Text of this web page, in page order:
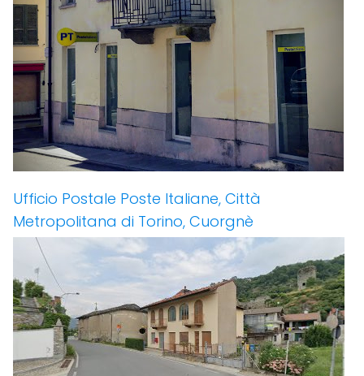
Ufficio Postale Poste Italiane, Città
Metropolitana di Torino, Cuorgnè